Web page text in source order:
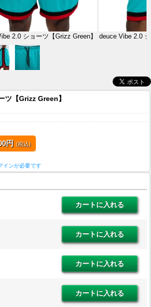
2.0 ショーツ【Grizz Green】 deuce Vibe 2.0
【Grizz Green】
円 (税込)
インが必要です